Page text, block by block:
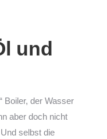
und
Boiler, der Wasser
aber doch nicht
selbst die